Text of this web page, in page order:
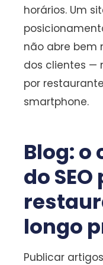
horários. Um
não abre bem
dos clientes —
por
smartphone.
Blog:
do
longo
Publicar